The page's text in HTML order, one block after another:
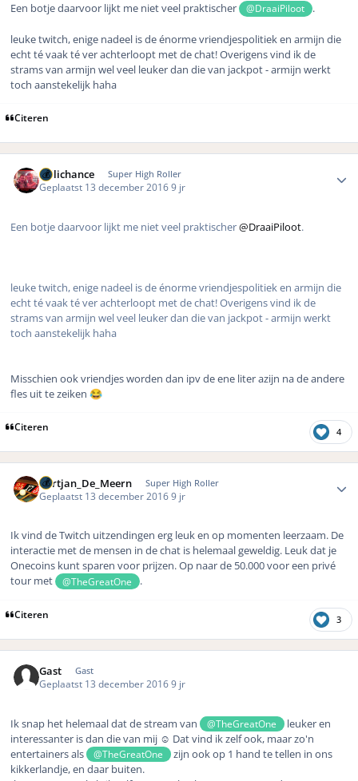
Een botje daarvoor lijkt me niet veel praktischer @DraaiPiloot .
leuke twitch, enige nadeel is de énorme vriendjespolitiek en armijn die
echt té vaak té ver achterloopt met de chat! Overigens vind ik de
strams van armijn wel veel leuker dan die van jackpot - armijn werkt
toch aanstekelijk haha
Citeren
Hillichance Super High Roller
Geplaatst 13 december 20169 jr
Een botje daarvoor lijkt me niet veel praktischer@DraaiPiloot.
leuke twitch, enige nadeel is de énorme vriendjespolitiek en armijn die
echt té vaak té ver achterloopt met de chat! Overigens vind ik de
strams van armijn wel veel leuker dan die van jackpot - armijn werkt
toch aanstekelijk haha
Misschien ook vriendjes worden dan ipv de ene liter azijn na de andere
fles uit te zeiken 😂
Citeren 4
Gertjan_De_Meern Super High Roller
Geplaatst 13 december 20169 jr
Ik vind de Twitch uitzendingen erg leuk en op momenten leerzaam. De
interactie met de mensen in de chat is helemaal geweldig. Leuk dat je
Onecoins kunt sparen voor prijzen. Op naar de 50.000 voor een privé
tour met
@TheGreatOne .
Citeren 3
Gast Gast
Geplaatst 13 december 20169 jr
Ik snap het helemaal dat de stream van @TheGreatOne
leuker en
interessanter is dan die van mij ☺️ Dat vind ik zelf ook, maar zo'n
entertainers als
@TheGreatOne
zijn ook op 1 hand te tellen in ons
kikkerlandje, en daar buiten.